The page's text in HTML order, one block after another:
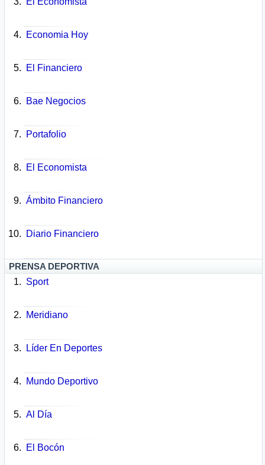
Economia Hoy
El Financiero
Bae Negocios
Portafolio
El Economista
Ámbito Financiero
Diario Financiero
PRENSA DEPORTIVA
Sport
Meridiano
Líder En Deportes
Mundo Deportivo
Al Día
El Bocón